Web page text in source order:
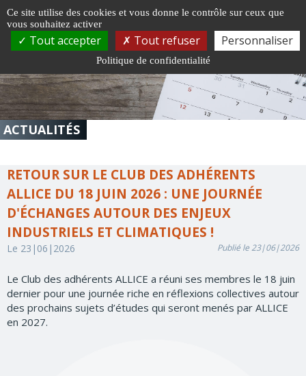
ACTUALITÉS
RETOUR SUR LE CLUB DES ADHÉRENTS
ALLICE DU 18 JUIN 2026 : UNE JOURNÉE
D'ÉCHANGES AUTOUR DES ENJEUX
INDUSTRIELS ET CLIMATIQUES !
Le 23|06|2026 Publié le 23|06|2026
Le Club des adhérents ALLICE a réuni ses membres le 18 juin
dernier pour une journée riche en réflexions collectives autour
des prochains sujets d’études qui seront menés par ALLICE
en 2027.
Gestion de vos préférences sur les cookies
Ce site utilise des cookies et vous donne le contrôle sur ceux que
vous souhaitez activer
Tout accepter Tout refuser Personnaliser
Politique de confidentialité